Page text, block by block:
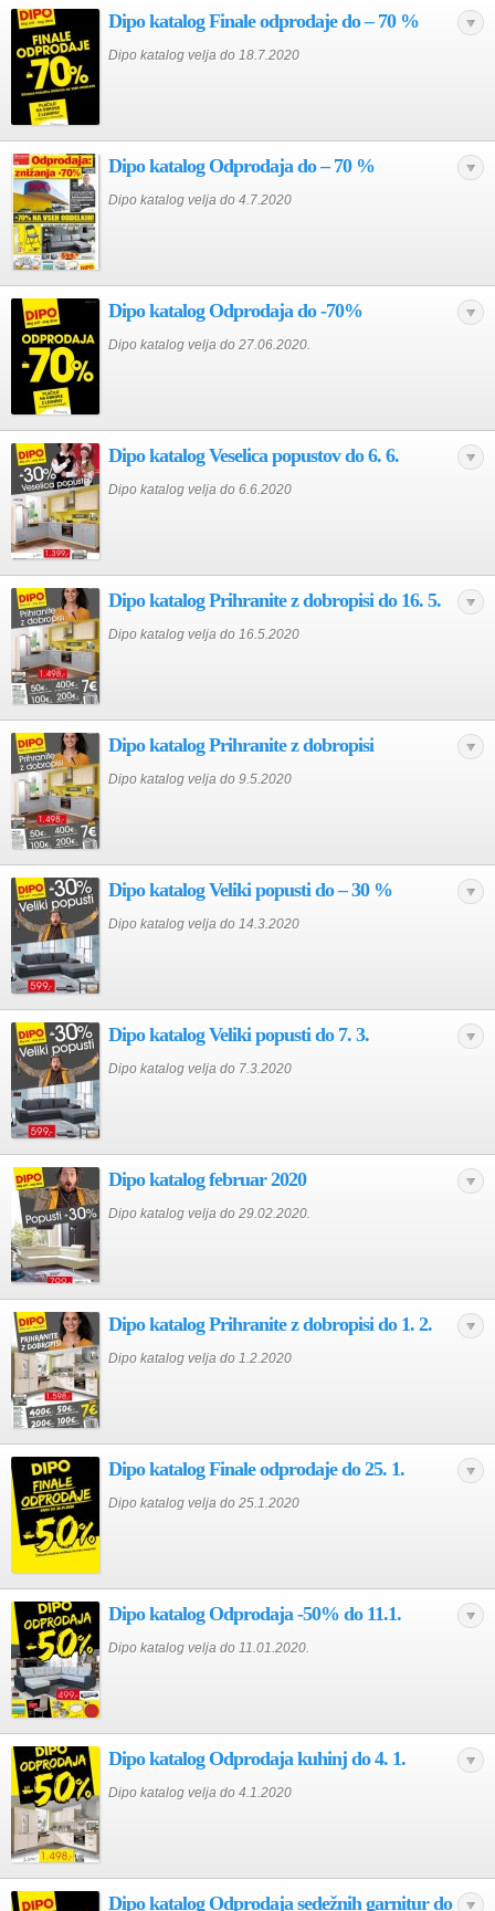
Dipo katalog Finale odprodaje do – 70 %
Dipo katalog velja do 18.7.2020
Dipo katalog Odprodaja do – 70 %
Dipo katalog velja do 4.7.2020
Dipo katalog Odprodaja do -70%
Dipo katalog velja do 27.06.2020.
Dipo katalog Veselica popustov do 6. 6.
Dipo katalog velja do 6.6.2020
Dipo katalog Prihranite z dobropisi do 16. 5.
Dipo katalog velja do 16.5.2020
Dipo katalog Prihranite z dobropisi
Dipo katalog velja do 9.5.2020
Dipo katalog Veliki popusti do – 30 %
Dipo katalog velja do 14.3.2020
Dipo katalog Veliki popusti do 7. 3.
Dipo katalog velja do 7.3.2020
Dipo katalog februar 2020
Dipo katalog velja do 29.02.2020.
Dipo katalog Prihranite z dobropisi do 1. 2.
Dipo katalog velja do 1.2.2020
Dipo katalog Finale odprodaje do 25. 1.
Dipo katalog velja do 25.1.2020
Dipo katalog Odprodaja -50% do 11.1.
Dipo katalog velja do 11.01.2020.
Dipo katalog Odprodaja kuhinj do 4. 1.
Dipo katalog velja do 4.1.2020
Dipo katalog Odprodaja sedežnih garnitur do